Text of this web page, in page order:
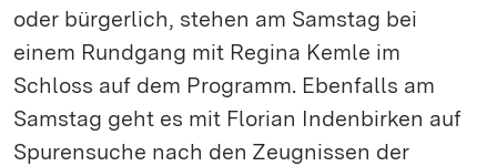
oder bürgerlich, stehen am Samstag bei
einem Rundgang mit Regina Kemle im
Schloss auf dem Programm. Ebenfalls am
Samstag geht es mit Florian Indenbirken auf
Spurensuche nach den Zeugnissen der